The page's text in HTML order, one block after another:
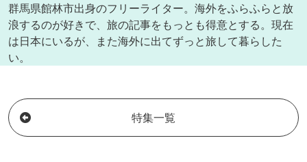
群馬県館林市出身のフリーライター。海外をふらふらと放
浪するのが好きで、旅の記事をもっとも得意とする。現在
は日本にいるが、また海外に出てずっと旅して暮らした
い。
特集一覧